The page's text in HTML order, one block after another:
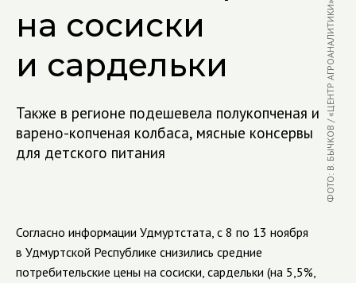
на сосиски
и сардельки
Также в регионе подешевела полукопченая и
варено-копченая колбаса, мясные консервы
для детского питания
ФОТО: В. БЫЧКОВ / «ЦЕНТР АГРОАНАЛИТИКИ»
Согласно информации Удмуртстата, с 8 по 13 ноября
в Удмуртской Республике снизились средние
потребительские цены на сосиски, сардельки (на 5,5%,